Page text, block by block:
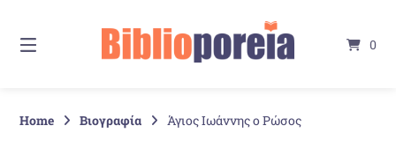
Inhalt
0
Home Βιογραφία Άγιος Ιωάννης ο Ρώσος